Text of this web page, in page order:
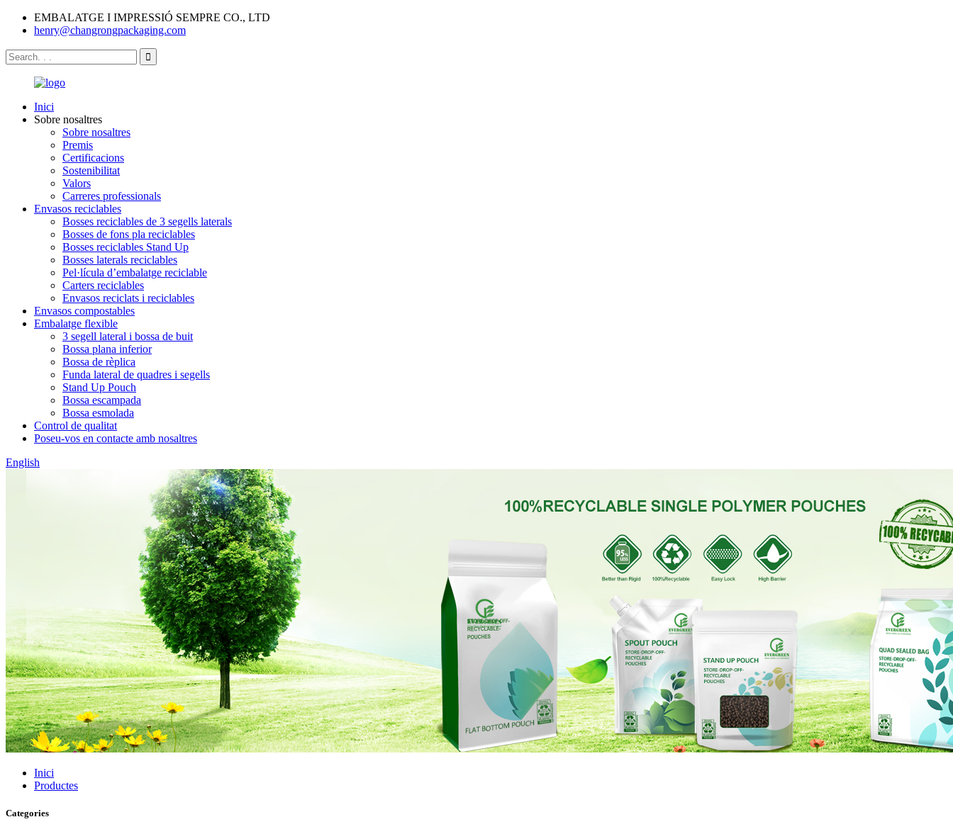
EMBALATGE I IMPRESSIÓ SEMPRE CO., LTD
henry@changrongpackaging.com
Inici
Sobre nosaltres
Sobre nosaltres
Premis
Certificacions
Sostenibilitat
Valors
Carreres professionals
Envasos reciclables
Bosses reciclables de 3 segells laterals
Bosses de fons pla reciclables
Bosses reciclables Stand Up
Bosses laterals reciclables
Pel·lícula d’embalatge reciclable
Carters reciclables
Envasos reciclats i reciclables
Envasos compostables
Embalatge flexible
3 segell lateral i bossa de buit
Bossa plana inferior
Bossa de rèplica
Funda lateral de quadres i segells
Stand Up Pouch
Bossa escampada
Bossa esmolada
Control de qualitat
Poseu-vos en contacte amb nosaltres
English
Inici
Productes
Categories